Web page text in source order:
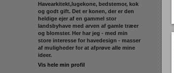
Havearkitekt,lugekone, bedstemor, kok
og godt gift. Det er konen, der er den
heldige ejer af en gammel stor
landsbyhave med arven af gamle træer
og blomster. Her har jeg - med min
store interesse for havedesign - masser
af muligheder for at afprøve alle mine
ideer.
Vis hele min profil